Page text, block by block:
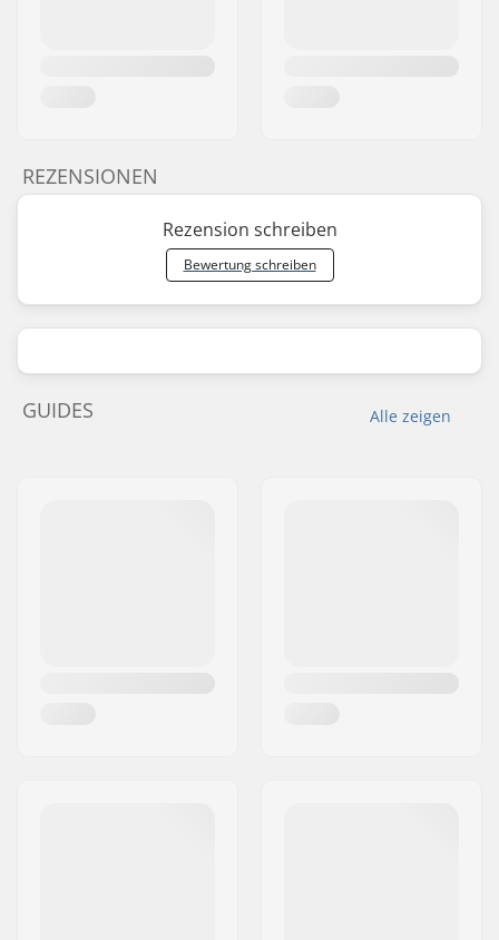
REZENSIONEN
Rezension schreiben
Bewertung schreiben
Alle zeigen
GUIDES